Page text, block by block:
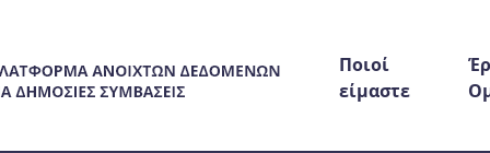
Ποιοί
είμαστε